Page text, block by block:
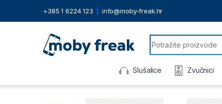
+385 1 6224 123 info@moby-freak.hr
Search for:
Slušalice Zvučnici